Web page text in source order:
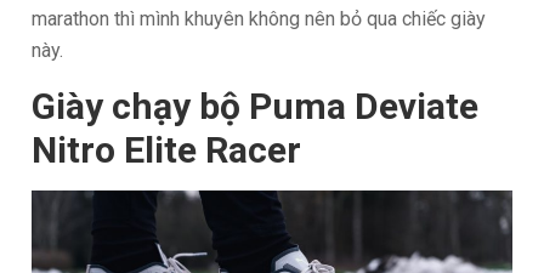
marathon thì mình khuyên không nên bỏ qua chiếc giày
này.
Giày chạy bộ Puma Deviate
Nitro Elite Racer